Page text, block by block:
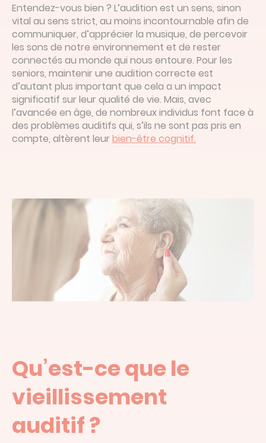
Entendez-vous bien ? L’audition est un sens, sinon
vital au sens strict, au moins incontournable afin de
communiquer, d’apprécier la musique, de percevoir
les sons de notre environnement et de rester
connectés au monde qui nous entoure. Pour les
seniors, maintenir une audition correcte est
d’autant plus important que cela a un impact
significatif sur leur qualité de vie. Mais, avec
l’avancée en âge, de nombreux individus font face à
des problèmes auditifs qui, s’ils ne sont pas pris en
compte, altèrent leur bien-être cognitif.
Qu’est-ce que le
vieillissement
auditif ?